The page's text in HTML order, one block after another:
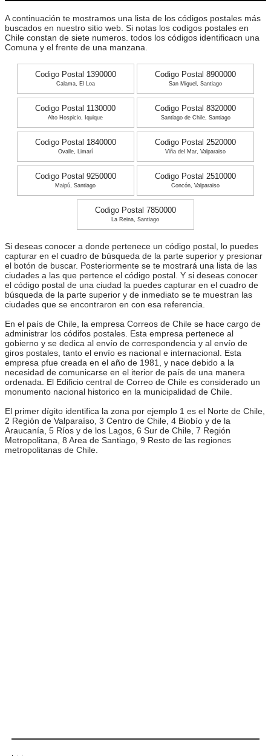
A continuación te mostramos una lista de los códigos postales más
buscados en nuestro sitio web. Si notas los codigos postales en
Chile constan de siete numeros. todos los códigos identificacn una
Comuna y el frente de una manzana.
Codigo Postal 1390000
Calama, El Loa
Codigo Postal 8900000
San Miguel, Santiago
Codigo Postal 1130000
Alto Hospicio, Iquique
Codigo Postal 8320000
Santiago de Chile, Santiago
Codigo Postal 1840000
Ovalle, Limarí
Codigo Postal 2520000
Viña del Mar, Valparaiso
Codigo Postal 9250000
Maipú, Santiago
Codigo Postal 2510000
Concón, Valparaiso
Codigo Postal 7850000
La Reina, Santiago
Si deseas conocer a donde pertenece un código postal, lo puedes
capturar en el cuadro de búsqueda de la parte superior y presionar
el botón de buscar. Posteriormente se te mostrará una lista de las
ciudades a las que pertence el código postal. Y si deseas conocer
el código postal de una ciudad la puedes capturar en el cuadro de
búsqueda de la parte superior y de inmediato se te muestran las
ciudades que se encontraron en con esa referencia.
En el país de Chile, la empresa Correos de Chile se hace cargo de
administrar los códifos postales. Esta empresa pertenece al
gobierno y se dedica al envío de correspondencia y al envío de
giros postales, tanto el envío es nacional e internacional. Esta
empresa pfue creada en el año de 1981, y nace debido a la
necesidad de comunicarse en el iterior de país de una manera
ordenada. El Edificio central de Correo de Chile es considerado un
monumento nacional historico en la municipalidad de Chile.
El primer dígito identifica la zona por ejemplo 1 es el Norte de Chile,
2 Región de Valparaíso, 3 Centro de Chile, 4 Biobío y de la
Araucanía, 5 Ríos y de los Lagos, 6 Sur de Chile, 7 Región
Metropolitana, 8 Area de Santiago, 9 Resto de las regiones
metropolitanas de Chile.